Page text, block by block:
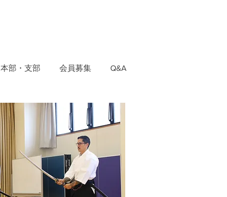
本部・支部 会員募集 Q&A